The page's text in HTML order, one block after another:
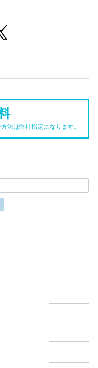
法は弊社指定になります。